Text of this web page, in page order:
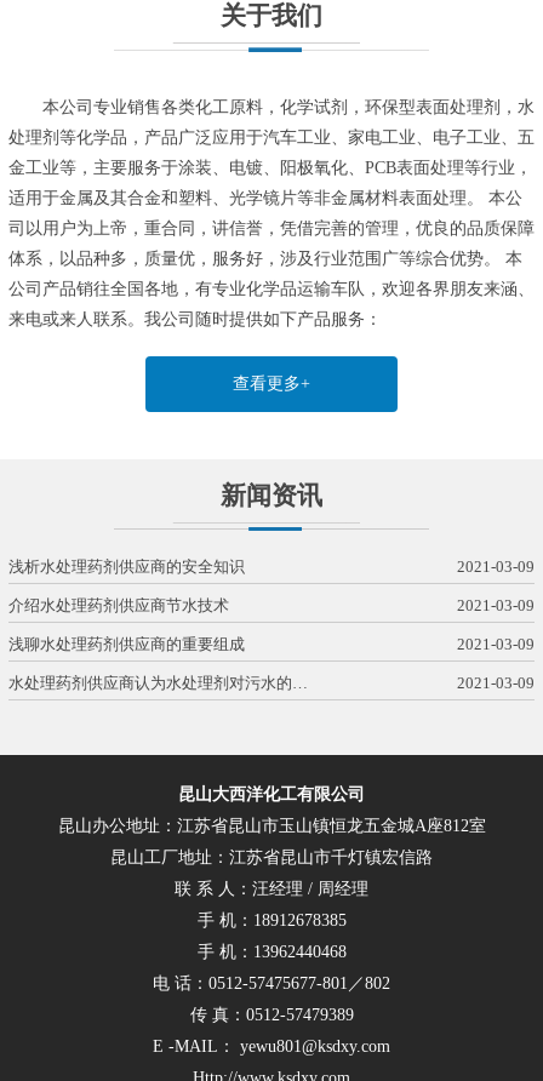
关于我们
本公司专业销售各类化工原料，化学试剂，环保型表面处理剂，水
处理剂等化学品，产品广泛应用于汽车工业、家电工业、电子工业、五
金工业等，主要服务于涂装、电镀、阳极氧化、PCB表面处理等行业，
适用于金属及其合金和塑料、光学镜片等非金属材料表面处理。 本公
司以用户为上帝，重合同，讲信誉，凭借完善的管理，优良的品质保障
体系，以品种多，质量优，服务好，涉及行业范围广等综合优势。 本
公司产品销往全国各地，有专业化学品运输车队，欢迎各界朋友来涵、
来电或来人联系。我公司随时提供如下产品服务：
查看更多+
新闻资讯
浅析水处理药剂供应商的安全知识 2021-03-09
介绍水处理药剂供应商节水技术 2021-03-09
浅聊水处理药剂供应商的重要组成 2021-03-09
水处理药剂供应商认为水处理剂对污水的… 2021-03-09
昆山大西洋化工有限公司
昆山办公地址：江苏省昆山市玉山镇恒龙五金城A座812室
昆山工厂地址：江苏省昆山市千灯镇宏信路
联 系 人：汪经理 / 周经理
手 机：18912678385
手 机：13962440468
电 话：0512-57475677-801／802
传 真：0512-57479389
E -MAIL： yewu801@ksdxy.com